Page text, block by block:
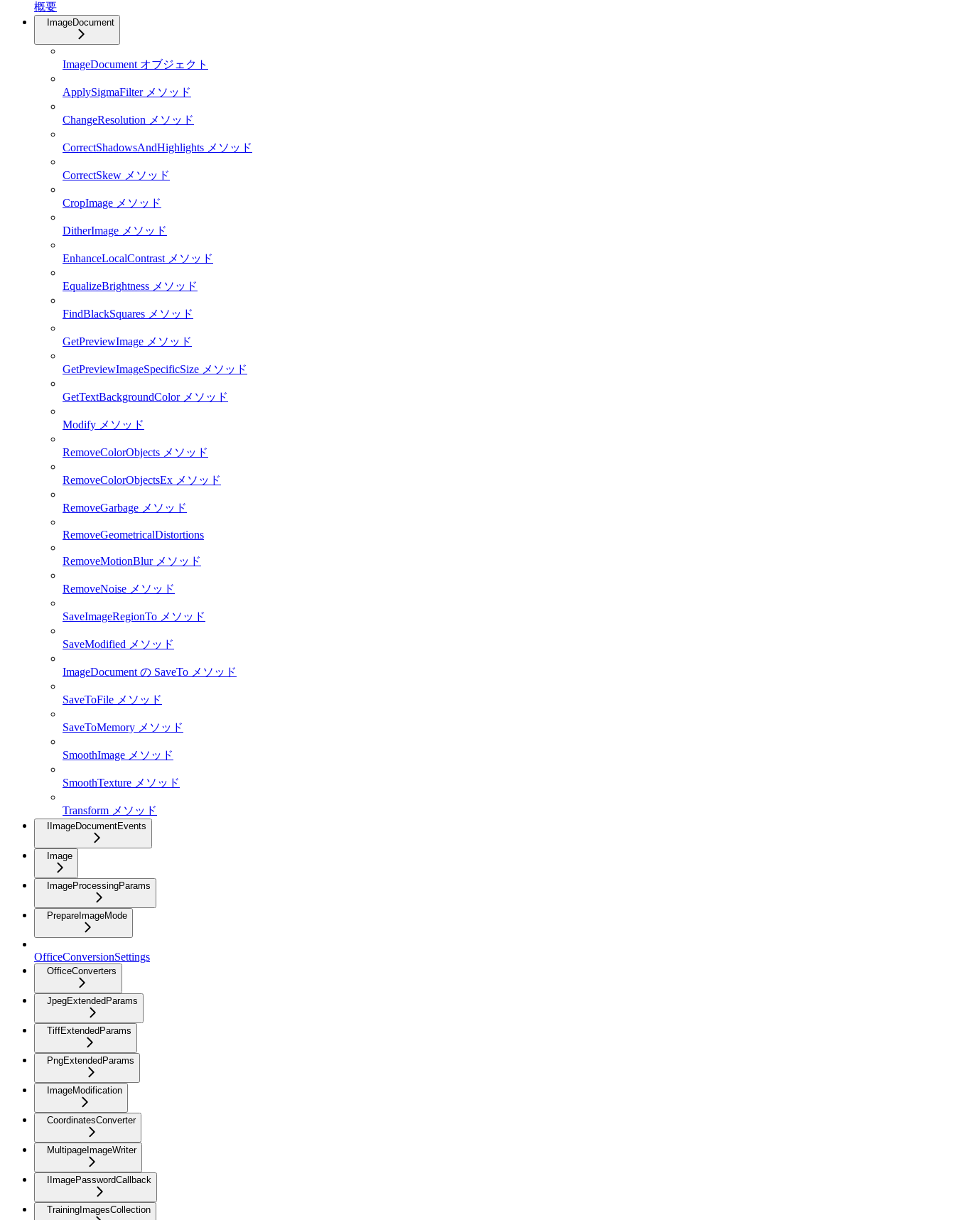
概要
ImageDocument
ImageDocument オブジェクト
ApplySigmaFilter メソッド
ChangeResolution メソッド
CorrectShadowsAndHighlights メソッド
CorrectSkew メソッド
CropImage メソッド
DitherImage メソッド
EnhanceLocalContrast メソッド
EqualizeBrightness メソッド
FindBlackSquares メソッド
GetPreviewImage メソッド
GetPreviewImageSpecificSize メソッド
GetTextBackgroundColor メソッド
Modify メソッド
RemoveColorObjects メソッド
RemoveColorObjectsEx メソッド
RemoveGarbage メソッド
RemoveGeometricalDistortions
RemoveMotionBlur メソッド
RemoveNoise メソッド
SaveImageRegionTo メソッド
SaveModified メソッド
ImageDocument の SaveTo メソッド
SaveToFile メソッド
SaveToMemory メソッド
SmoothImage メソッド
SmoothTexture メソッド
Transform メソッド
IImageDocumentEvents
Image
ImageProcessingParams
PrepareImageMode
OfficeConversionSettings
OfficeConverters
JpegExtendedParams
TiffExtendedParams
PngExtendedParams
ImageModification
CoordinatesConverter
MultipageImageWriter
IImagePasswordCallback
TrainingImagesCollection